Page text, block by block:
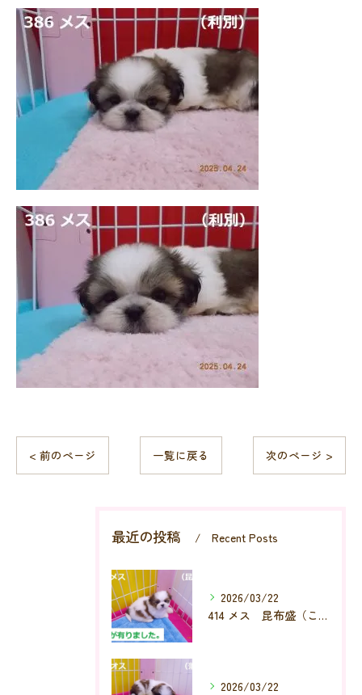
< 前のページ 一覧に戻る 次のページ >
最近の投稿 Recent Posts
2026/03/22
414 メス 昆布盛（こんぶもり）
2026/03/22